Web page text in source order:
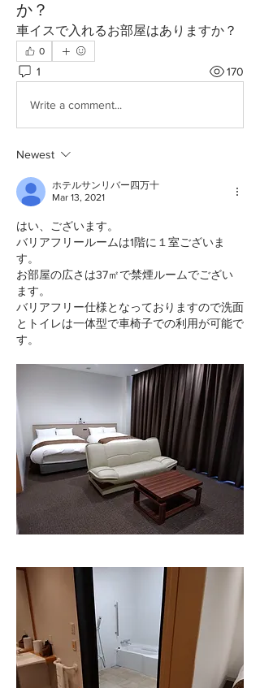
か？
車イスで入れるお部屋はありますか？
0
1 170
Write a comment...
Newest
ホテルサンリバー四万十
Mar 13, 2021
はい、ございます。
バリアフリールームは1階に１室ございま
す。
お部屋の広さは37㎡で禁煙ルームでござい
ます。
バリアフリー仕様となっておりますので洗面
とトイレは一体型で車椅子での利用が可能で
す。